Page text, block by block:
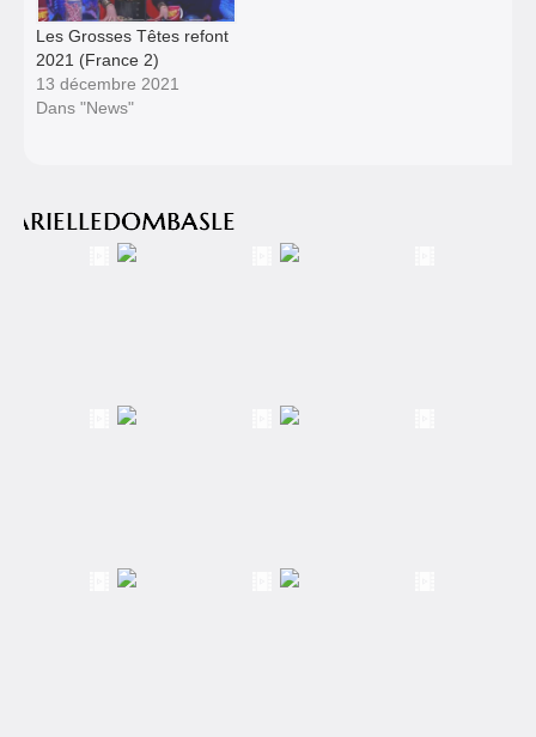
Les Grosses Têtes refont
2021 (France 2)
13 décembre 2021
Dans "News"